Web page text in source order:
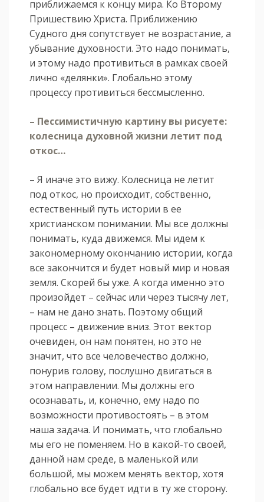
приближаемся к концу мира. Ко Второму
Пришествию Христа. Приближению
Судного дня сопутствует не возрастание, а
убывание духовности. Это надо понимать,
и этому надо противиться в рамках своей
лично «делянки». Глобально этому
процессу противиться бессмысленно.
– Пессимистичную картину вы рисуете:
колесница духовной жизни летит под
откос…
– Я иначе это вижу. Колесница не летит
под откос, но происходит, собственно,
естественный путь истории в ее
христианском понимании. Мы все должны
понимать, куда движемся. Мы идем к
закономерному окончанию истории, когда
все закончится и будет новый мир и новая
земля. Скорей бы уже. А когда именно это
произойдет – сейчас или через тысячу лет,
– нам не дано знать. Поэтому общий
процесс – движение вниз. Этот вектор
очевиден, он нам понятен, но это не
значит, что все человечество должно,
понурив голову, послушно двигаться в
этом направлении. Мы должны его
осознавать, и, конечно, ему надо по
возможности противостоять – в этом
наша задача. И понимать, что глобально
мы его не поменяем. Но в какой-то своей,
данной нам среде, в маленькой или
большой, мы можем менять вектор, хотя
глобально все будет идти в ту же сторону.